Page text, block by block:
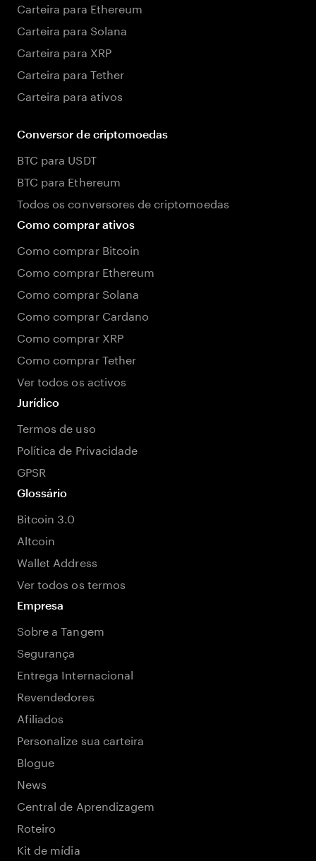
Carteira para Ethereum
Carteira para Solana
Carteira para XRP
Carteira para Tether
Carteira para ativos
Conversor de criptomoedas
BTC para USDT
BTC para Ethereum
Todos os conversores de criptomoedas
Como comprar ativos
Como comprar Bitcoin
Como comprar Ethereum
Como comprar Solana
Como comprar Cardano
Como comprar XRP
Como comprar Tether
Ver todos os activos
Jurídico
Termos de uso
Política de Privacidade
GPSR
Glossário
Bitcoin 3.0
Altcoin
Wallet Address
Ver todos os termos
Empresa
Sobre a Tangem
Segurança
Entrega Internacional
Revendedores
Afiliados
Personalize sua carteira
Blogue
News
Central de Aprendizagem
Roteiro
Kit de mídia